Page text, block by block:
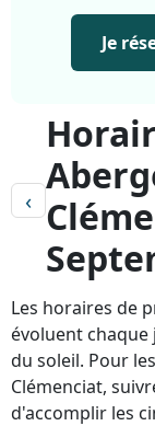
Je
‹
Les horaires de
évoluent
du soleil. Pour
Clémenciat,
d'accomplir les